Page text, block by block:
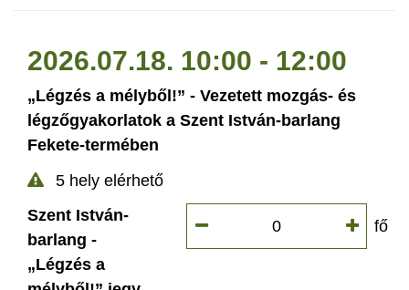
2026.07.18. 10:00 - 12:00
„Légzés a mélyből!” - Vezetett mozgás- és
légzőgyakorlatok a Szent István-barlang
Fekete-termében
5 hely elérhető
Szent István-
barlang -
„Légzés a
fő